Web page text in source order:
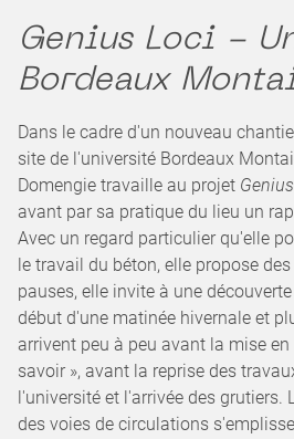
Genius Loci -
Bordeaux
Dans le cadre d'un nouveau
site de l'université Bordeaux
Domengie travaille au projet
avant par sa pratique du lieu un
Avec un regard particulier qu'elle
le travail du béton, elle propose
pauses, elle invite à une
début d'une matinée hivernale et
arrivent peu à peu avant la mise
savoir », avant la reprise des
l'université et l'arrivée des grutiers.
des voies de circulations